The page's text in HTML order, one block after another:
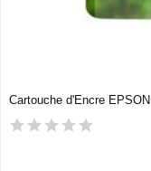
Cartouche d'Encre